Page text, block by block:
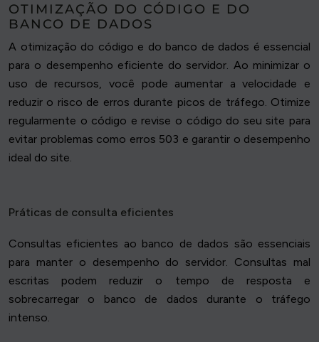
OTIMIZAÇÃO DO CÓDIGO E DO
BANCO DE DADOS
A otimização do código e do banco de dados é essencial
para o desempenho eficiente do servidor. Ao minimizar o
uso de recursos, você pode aumentar a velocidade e
reduzir o risco de erros durante picos de tráfego. Otimize
regularmente o código e revise o código do seu site para
evitar problemas como erros 503 e garantir o desempenho
ideal do site.
Práticas de consulta eficientes
Consultas eficientes ao banco de dados são essenciais
para manter o desempenho do servidor. Consultas mal
escritas podem reduzir o tempo de resposta e
sobrecarregar o banco de dados durante o tráfego
intenso.